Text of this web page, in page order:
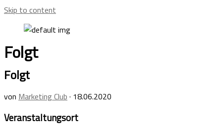
Skip to content
Folgt
Folgt
von Marketing Club · 18.06.2020
Veranstaltungsort